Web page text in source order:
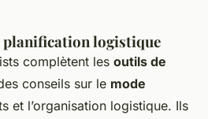
planification logistique
complètent les outils de
conseils sur le mode
et l’organisation logistique. Ils